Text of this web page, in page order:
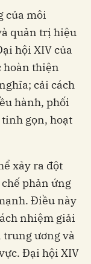
của môi
quản trị hiệu
hội XIV của
hoàn thiện
cải cách
hành, phối
gọn, hoạt
xảy ra đột
phản ứng
Điều này
nhiệm giải
trung ương và
Đại hội XIV